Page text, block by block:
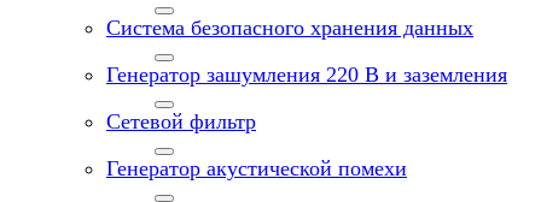
Система безопасного хранения данных
Генератор зашумления 220 В и заземления
Сетевой фильтр
Генератор акустической помехи